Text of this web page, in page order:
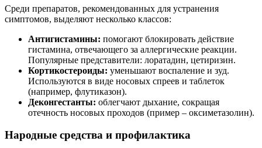
Среди препаратов, рекомендованных для устранения
симптомов, выделяют несколько классов:
Антигистамины: помогают блокировать действие
гистамина, отвечающего за аллергические реакции.
Популярные представители: лоратадин, цетиризин.
Кортикостероиды: уменьшают воспаление и зуд.
Используются в виде носовых спреев и таблеток
(например, флутиказон).
Деконгестанты: облегчают дыхание, сокращая
отечность носовых проходов (пример – оксиметазолин).
Народные средства и профилактика